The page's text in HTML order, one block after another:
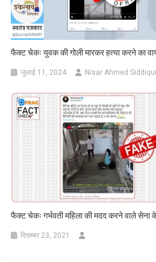
फैक्ट चेकः युवक की गोली मारकर हत्या करने का
जुलाई 11, 2024 Nisar Ahmed Siddiqui
फैक्ट चेकः गर्भवती महिला की मदद करने वाले सेना
दिसम्बर 23, 2021